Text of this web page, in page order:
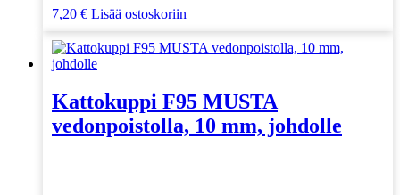
7,20 € Lisää ostoskoriin
Kattokuppi F95 MUSTA
vedonpoistolla, 10 mm, johdolle